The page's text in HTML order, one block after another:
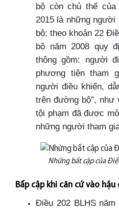
bộ còn chủ thể
2015 là những người
bộ; theo khoản 22
bộ năm 2008 quy
thông gồm: người
phương tiện tham
người điều khiển,
trên đường bộ”, như
tội phạm đã được
những người tham
Những bất cập của
Bấp cập khi căn cứ vào hậu
Điều 202 BLHS